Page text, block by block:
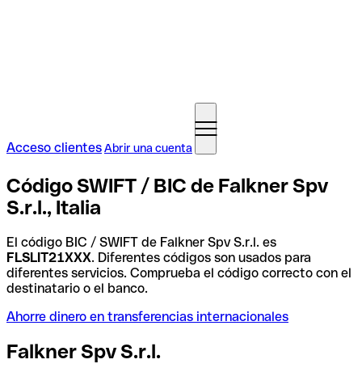
Acceso clientesAbrir una cuenta
Código SWIFT / BIC de Falkner Spv
S.r.l., Italia
El código BIC / SWIFT de Falkner Spv S.r.l. es
FLSLIT21XXX. Diferentes códigos son usados para
diferentes servicios. Comprueba el código correcto con el
destinatario o el banco.
Ahorre dinero en transferencias internacionales
Falkner Spv S.r.l.